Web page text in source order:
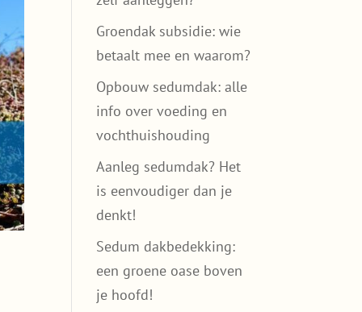
Groendak subsidie: wie
betaalt mee en waarom?
Opbouw sedumdak: alle
info over voeding en
vochthuishouding
Aanleg sedumdak? Het
is eenvoudiger dan je
denkt!
Sedum dakbedekking:
een groene oase boven
je hoofd!